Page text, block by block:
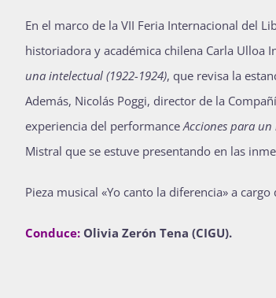
En el marco de la VII Feria Internacional del
historiadora y académica chilena Carla Ulloa
una intelectual (1922-1924), que revisa la
Además, Nicolás Poggi, director de la
experiencia del performanceAcciones para un
Mistral que se estuve presentando en las
Pieza musical «Yo canto la diferencia» a cargo
Conduce: Olivia Zerón Tena (CIGU).